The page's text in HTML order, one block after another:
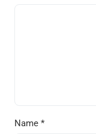
Name *